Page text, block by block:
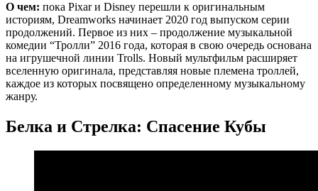
О чем: пока Pixar и Disney перешли к оригинальным
историям, Dreamworks начинает 2020 год выпуском серии
продолжений. Первое из них – продолжение музыкальной
комедии “Тролли” 2016 года, которая в свою очередь основана
на игрушечной линии Trolls. Новый мультфильм расширяет
вселенную оригинала, представляя новые племена троллей,
каждое из которых посвящено определенному музыкальному
жанру.
Белка и Стрелка: Спасение Кубы